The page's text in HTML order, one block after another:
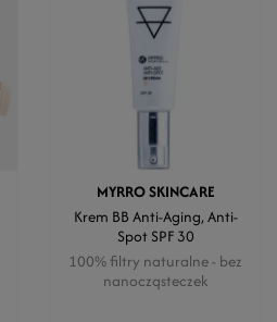
MYRRO SKINCARE
Krem BB Anti-Aging, Anti-
Spot SPF 30
100% filtry naturalne - bez
nanocząsteczek